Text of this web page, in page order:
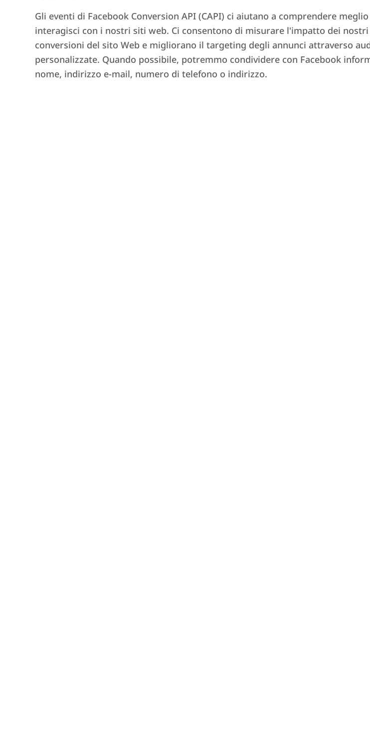
Gli eventi di Facebook Conversion API (CAPI) ci aiutano a comprendere
interagisci con i nostri siti web. Ci consentono di misurare l'impatto dei
conversioni del sito Web e migliorano il targeting degli annunci attraverso
personalizzate. Quando possibile, potremmo condividere con Facebook
nome, indirizzo e-mail, numero di telefono o indirizzo.